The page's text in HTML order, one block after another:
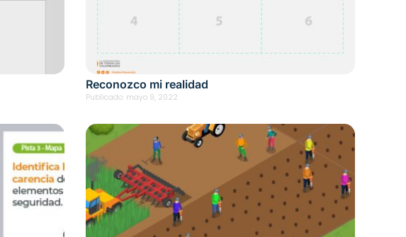
Reconozco mi realidad
Publicado: mayo 9, 2022